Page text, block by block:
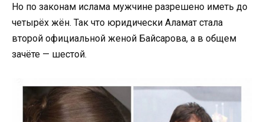
Но по законам ислама мужчине разрешено иметь до
четырёх жён. Так что юридически Аламат стала
второй официальной женой Байсарова, а в общем
зачёте — шестой.